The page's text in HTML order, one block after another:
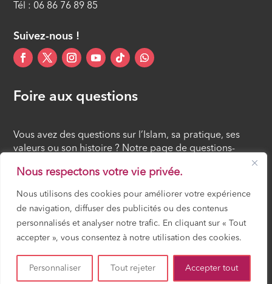
Nous respectons votre vie privée.
Nous utilisons des cookies pour améliorer votre expérience
de navigation, diffuser des publicités ou des contenus
personnalisés et analyser notre trafic. En cliquant sur « Tout
accepter », vous consentez à notre utilisation des cookies.
Personnaliser Tout rejeter Accepter tout
Tél : 06 86 76 89 85
Suivez-nous !
Foire aux questions
Vous avez des questions sur l’Islam, sa pratique, ses
valeurs ou son histoire ? Notre page de questions-
réponses rassemble des réponses claires et accessibles
à tous, croyants ou simples curieux.
FOIRE AUX QUESTIONS